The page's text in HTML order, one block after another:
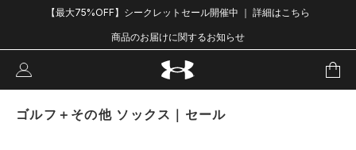
【最大75%OFF】シークレットセール開催中 ｜ 詳細はこちら
商品のお届けに関するお知らせ
ゴルフ＋その他 ソックス｜セール